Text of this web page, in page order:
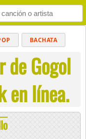
BACHATA
REGGAETON
ELECTRÓNICA
de Gogol
en línea.